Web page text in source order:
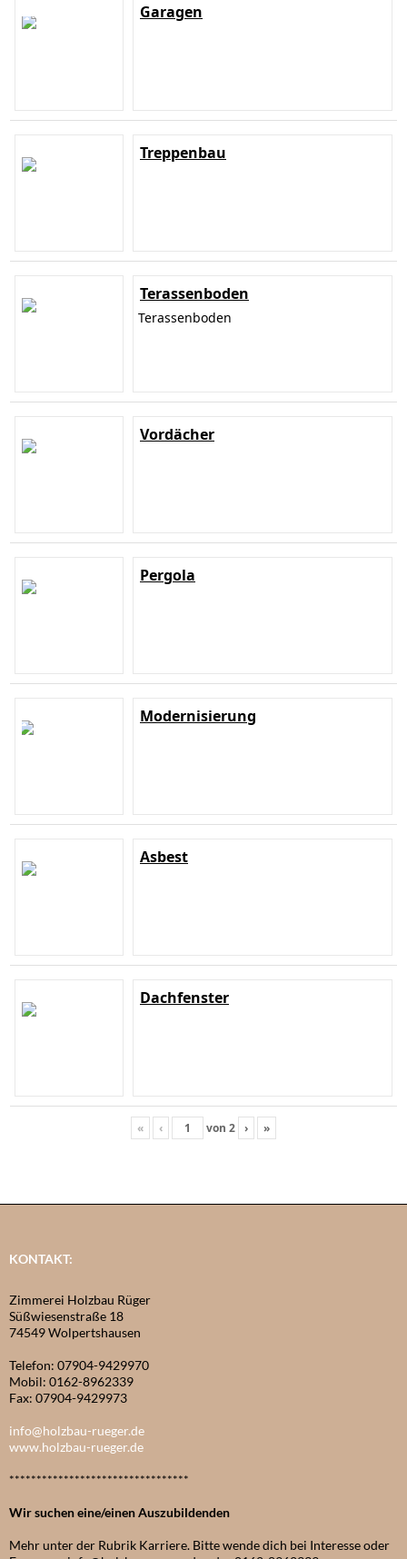
Garagen
Treppenbau
Terassenboden
Terassenboden
Vordächer
Pergola
Modernisierung
Asbest
Dachfenster
« ‹ von 2 › »
KONTAKT:
Zimmerei Holzbau Rüger
Süßwiesenstraße 18
74549 Wolpertshausen
Telefon: 07904-9429970
Mobil: 0162-8962339
Fax: 07904-9429973
info@holzbau-rueger.de
www.holzbau-rueger.de
*********************************
Wir suchen eine/einen Auszubildenden
Mehr unter der Rubrik Karriere. Bitte wende dich bei Interesse oder